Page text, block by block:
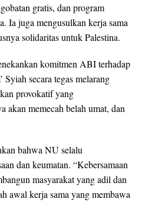
gratis, dan program
Ia juga mengusulkan kerja sama
solidaritas untuk Palestina.
komitmen ABI terhadap
Syiah secara tegas melarang
provokatif yang
akan memecah belah umat, dan
bahwa NU selalu
dan keumatan. “Kebersamaan
masyarakat yang adil dan
awal kerja sama yang membawa